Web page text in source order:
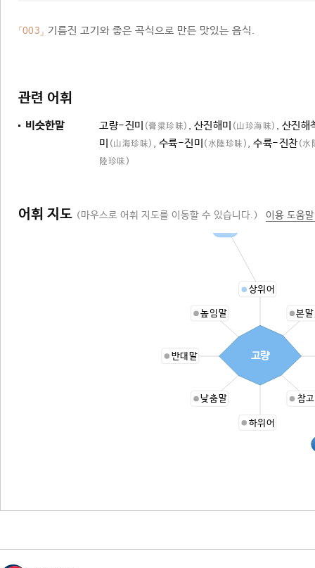
「003」 기름진 고기와 좋은 곡식으로 만든 맛있는 음식.
관련 어휘
비슷한말 고량-진미 (膏粱珍味) , 산진해미 (山珍海味) , 산진해
미 (山海珍味) , 수륙-진미 (水陸珍味) , 수륙-진찬(水
陸珍味)
어휘 지도 (마우스로 어휘 지도를 이동할 수 있습니다.) 이용 도움
상위어
본
참
하위어
낮춤말
반대말
높임말
고량